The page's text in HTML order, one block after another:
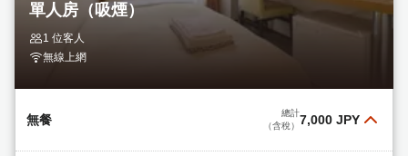
單人房（吸煙）
1 位客人
無線上網
無餐
總計
（含稅） 7,000 JPY